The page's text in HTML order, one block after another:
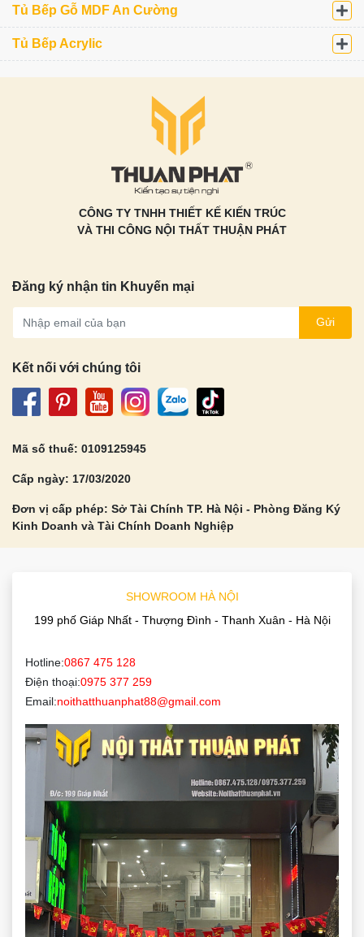
Tủ Bếp Gỗ MDF An Cường
Tủ Bếp Acrylic
CÔNG TY TNHH THIẾT KẾ KIẾN TRÚC
VÀ THI CÔNG NỘI THẤT THUẬN PHÁT
Đăng ký nhận tin Khuyến mại
Gửi
Kết nối với chúng tôi
Mã số thuế: 0109125945
Cấp ngày: 17/03/2020
Đơn vị cấp phép: Sở Tài Chính TP. Hà Nội - Phòng Đăng Ký
Kinh Doanh và Tài Chính Doanh Nghiệp
SHOWROOM HÀ NỘI
199 phố Giáp Nhất - Thượng Đình - Thanh Xuân - Hà Nội
Hotline:0867 475 128
Điện thoại:0975 377 259
Email:noithatthuanphat88@gmail.com